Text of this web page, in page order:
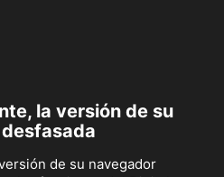
la versión de su
de su navegador